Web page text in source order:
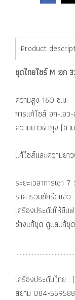
Product
ชุดไทยไซร์ M :อก
ความสูง 160 ซ.ม.
การแก้ไซส์ อก-เอว
ความยาวผ้าถุง (สา
แก้ไซส์และความยา
ระยะเวลาการเช่า 7
ราคารวมซักรีดแล้ว
เครื่องประดับให้ยืม
ช่างแก้ชุด ดูแลแก้ชุ
เครื่องประดับไทย
สยาม 084-